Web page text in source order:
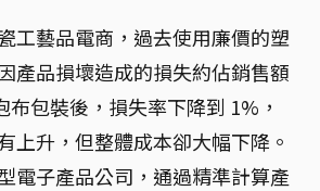
工藝品電商，過去使用廉價的塑
產品損壞造成的損失約佔銷售額
布包裝後，損失率下降到 1%，
上升，但整體成本卻大幅下降。
電子產品公司，通過精準計算產